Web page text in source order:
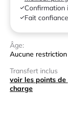
Confirmation
Fait
Âge:
Aucune restriction
Transfert inclus
voir les points de
charge